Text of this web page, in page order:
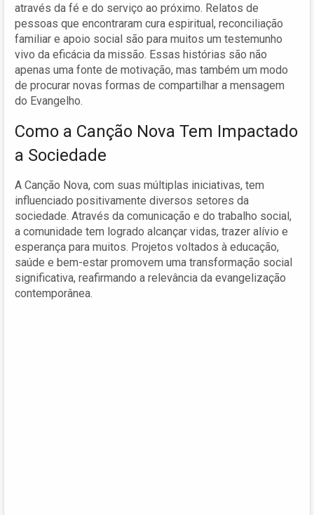
através da fé e do serviço ao próximo. Relatos de
pessoas que encontraram cura espiritual, reconciliação
familiar e apoio social são para muitos um testemunho
vivo da eficácia da missão. Essas histórias são não
apenas uma fonte de motivação, mas também um modo
de procurar novas formas de compartilhar a mensagem
do Evangelho.
Como a Canção Nova Tem Impactado
a Sociedade
A Canção Nova, com suas múltiplas iniciativas, tem
influenciado positivamente diversos setores da
sociedade. Através da comunicação e do trabalho social,
a comunidade tem logrado alcançar vidas, trazer alívio e
esperança para muitos. Projetos voltados à educação,
saúde e bem-estar promovem uma transformação social
significativa, reafirmando a relevância da evangelização
contemporânea.